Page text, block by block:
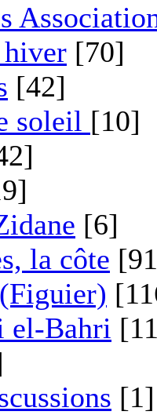
[70]
[42]
soleil [10]
[6]
la côte
el-Bahri
[1]